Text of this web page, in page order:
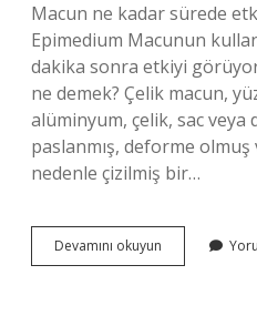
Macun ne kadar sürede
Epimedium Macunun
dakika sonra etkiyi
ne demek? Çelik macun,
alüminyum, çelik, sac
paslanmış, deforme
nedenle çizilmiş bir…
Devamını okuyun
Islanırsa